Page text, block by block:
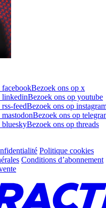
facebookBezoek ons op x
linkedinBezoek ons op youtube
feedBezoek ons op
Bezoek ons op
blueskyBezoek ons op threads
Politique cookies
Conditions d’abonnement